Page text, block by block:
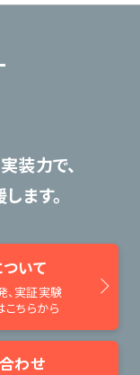
装力で、
ます。
いて
実証実験
こちらから
わせ